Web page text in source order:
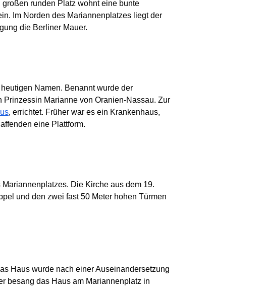
runden Platz wohnt eine bunte
Im Norden des Mariannenplatzes liegt der
die Berliner Mauer.
Namen. Benannt wurde der
Marianne von Oranien-Nassau. Zur
, errichtet. Früher war es ein Krankenhaus,
eine Plattform.
Die Kirche aus dem 19.
und den zwei fast 50 Meter hohen Türmen
Haus wurde nach einer Auseinandersetzung
besang das Haus am Mariannenplatz in